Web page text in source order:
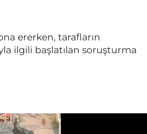
ererken, tarafların
ilgili başlatılan soruşturma